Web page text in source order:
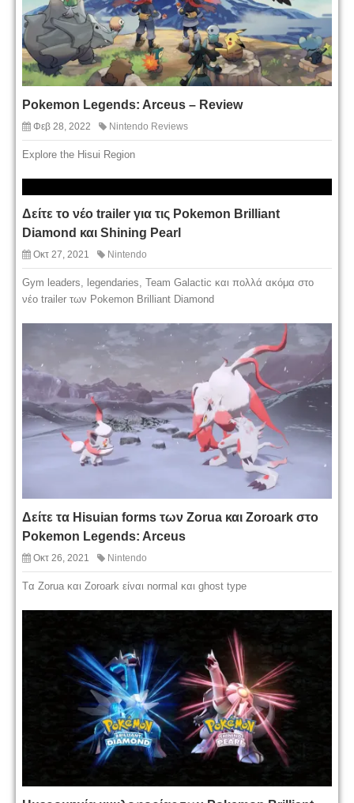
Pokemon Legends: Arceus – Review
Φεβ 28, 2022 Nintendo Reviews
Explore the Hisui Region
Δείτε το νέο trailer για τις Pokemon Brilliant
Diamond και Shining Pearl
Οκτ 27, 2021 Nintendo
Gym leaders, legendaries, Team Galactic και πολλά ακόμα στο
νέο trailer των Pokemon Brilliant Diamond
Δείτε τα Hisuian forms των Zorua και Zoroark στo
Pokemon Legends: Arceus
Οκτ 26, 2021 Nintendo
Tα Zorua και Zoroark είναι normal και ghost type